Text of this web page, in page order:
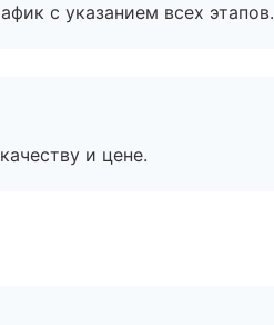
с указанием всех этапов.
и цене.